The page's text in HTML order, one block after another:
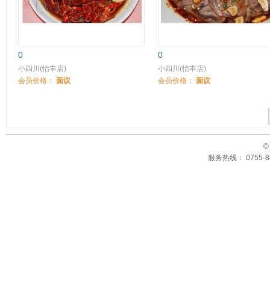
0
小四川(怡丰店)
会员价格： 面议
0
小四川(怡丰店)
会员价格： 面议
©
服务热线： 0755-